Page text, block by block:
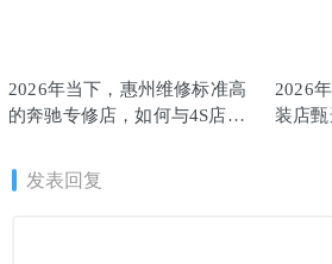
2026年当下，惠州维修标准高
的奔驰专修店，如何与4S店看
2026
装店
发表回复